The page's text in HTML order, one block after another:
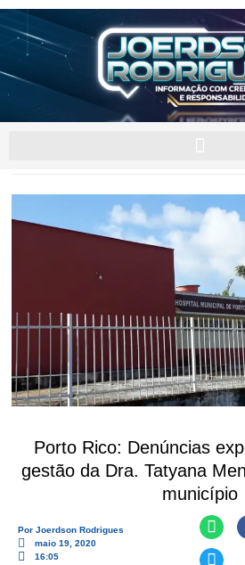
Porto Rico: Denúncias
gestão da Dra. Tatyana
município
Por Joerdson Rodrigues
maio 19, 2020
16:05